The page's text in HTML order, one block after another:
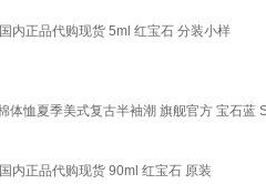
内正品代购现货 5ml 红宝石 分装小样
体恤夏季美式复古半袖潮 旗舰官方 宝石蓝
内正品代购现货 90ml 红宝石 原装